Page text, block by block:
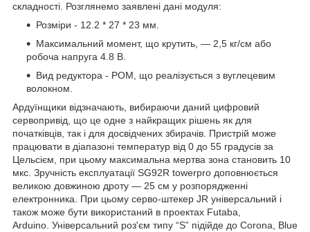
складності. Розглянемо заявлені дані модуля:
Розміри - 12.2 * 27 * 23 мм.
Максимальний момент, що крутить, — 2,5 кг/см або
робоча напруга 4.8 В.
Вид редуктора - POM, що реалізується з вуглецевим
волокном.
Ардуїнщики відзначають, вибираючи даний цифровий
сервопривід, що це одне з найкращих рішень як для
початківців, так і для досвідчених збирачів. Пристрій може
працювати в діапазоні температур від 0 до 55 градусів за
Цельсієм, при цьому максимальна мертва зона становить 10
мкс. Зручність експлуатації SG92R towerpro доповнюється
великою довжиною дроту — 25 см у розпорядженні
електронника. При цьому серво-штекер JR універсальний і
також може бути використаний в проектах Futaba,
Arduino. Універсальний роз'єм типу “S” підійде до Corona, Blue